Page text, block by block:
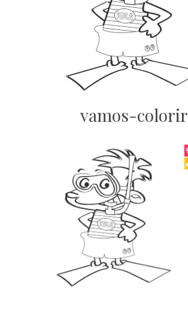
vamos-colorir